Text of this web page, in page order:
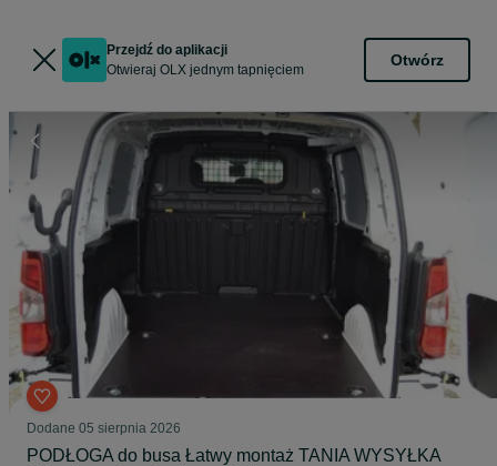
Przejdź do aplikacji
Otwieraj OLX jednym tapnięciem
Otwórz
Dodane 05 sierpnia 2026
PODŁOGA do busa Łatwy montaż TANIA WYSYŁKA